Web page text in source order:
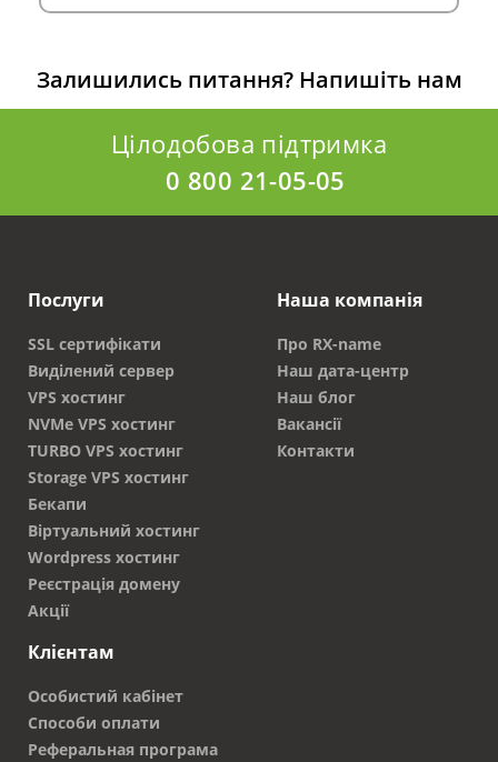
Залишились питання? Напишіть нам
Цілодобова підтримка
0 800 21-05-05
Послуги
SSL сертифікати
Виділений сервер
VPS хостинг
NVMe VPS хостинг
TURBO VPS хостинг
Storage VPS хостинг
Бекапи
Віртуальний хостинг
Wordpress хостинг
Реєстрація домену
Акції
Наша компанія
Про RX-name
Наш дата-центр
Наш блог
Вакансії
Контакти
Клієнтам
Особистий кабінет
Способи оплати
Реферальная програма